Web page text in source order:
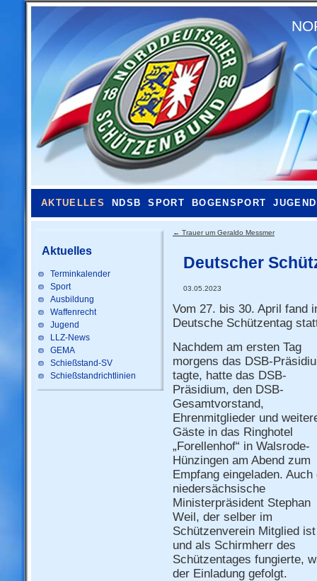
AKTUELLES NDSB SPORT BOGENSPORT JUGEND
Aktuelles
Terminkalender
Sport
Ausbildung
Waffenrecht
Jugend
LLZ-News
GEMA
Schießstand-SV
Schießstandrichtlinien
← Trauer um Geraldo Messmer
Deutscher
03.05.2023
Vom 27. bis 30. April fand
Deutsche Schützentag
Nachdem am ersten Tag
morgens das DSB-
tagte, hatte das DSB-
Präsidium, den DSB-
Gesamtvorstand,
Ehrenmitglieder und
Gäste in das Ringhotel
„Forellenhof“ in Walsrode-
Hünzingen am Abend zum
Empfang eingeladen. Auch
niedersächsische
Ministerpräsident Stephan
Weil, der selber im
Schützenverein Mitglied ist
und als Schirmherr des
Schützentages fungierte,
der Einladung gefolgt.